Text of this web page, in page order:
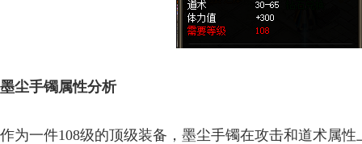
墨尘手镯属性分析
作为一件108级的顶级装备，墨尘手镯在攻击和道术属